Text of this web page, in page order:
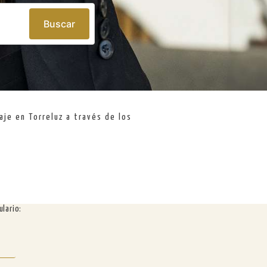
Buscar
en Torreluz a través de los